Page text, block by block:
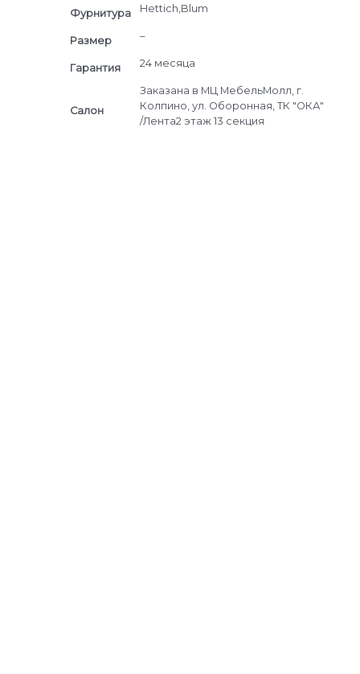
Фурнитура Hettich,Blum
Размер –
Гарантия 24 месяца
Салон
Заказана в МЦ МебельМолл, г.
Колпино, ул. Оборонная, ТК "ОКА"
/Лента2 этаж 13 секция